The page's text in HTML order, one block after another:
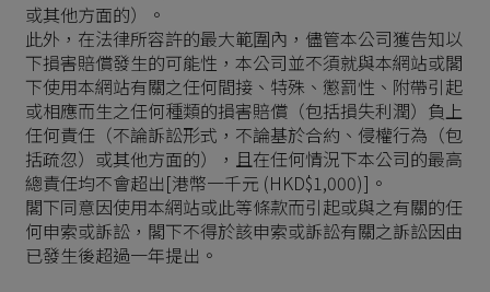
或其他方面的）。
此外，在法律所容許的最大範圍內，儘管本公司獲告知以
下損害賠償發生的可能性，本公司並不須就與本網站或閣
下使用本網站有關之任何間接、特殊、懲罰性、附帶引起
或相應而生之任何種類的損害賠償（包括損失利潤）負上
任何責任（不論訴訟形式，不論基於合約、侵權行為（包
括疏忽）或其他方面的），且在任何情況下本公司的最高
總責任均不會超出[港幣一千元 (HKD$1,000)]。
閣下同意因使用本網站或此等條款而引起或與之有關的任
何申索或訴訟，閣下不得於該申索或訴訟有關之訴訟因由
已發生後超過一年提出。